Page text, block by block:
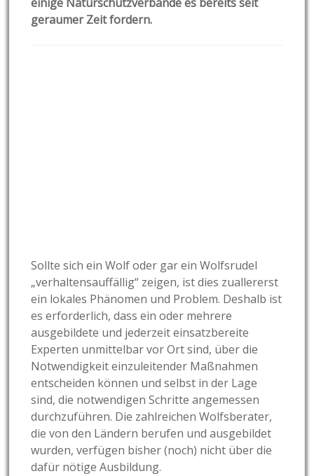
geraumer Zeit fordern.
Sollte sich ein Wolf oder gar ein Wolfsrudel
„verhaltensauffällig“ zeigen, ist dies zuallererst
ein lokales Phänomen und Problem. Deshalb ist
es erforderlich, dass ein oder mehrere
ausgebildete und jederzeit einsatzbereite
Experten unmittelbar vor Ort sind, über die
Notwendigkeit einzuleitender Maßnahmen
entscheiden können und selbst in der Lage
sind, die notwendigen Schritte angemessen
durchzuführen. Die zahlreichen Wolfsberater,
die von den Ländern berufen und ausgebildet
wurden, verfügen bisher (noch) nicht über die
dafür nötige Ausbildung.